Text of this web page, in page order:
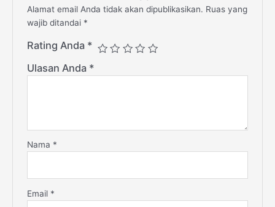
Alamat email Anda tidak akan dipublikasikan. Ruas yang
wajib ditandai *
Rating Anda *
Ulasan Anda *
Nama *
Email *